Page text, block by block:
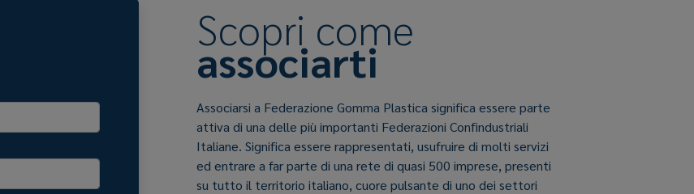
Scopri come
associarti
Associarsi a Federazione Gomma Plastica significa essere parte
attiva di una delle più importanti Federazioni Confindustriali
Italiane. Significa essere rappresentati, usufruire di molti servizi
ed entrare a far parte di una rete di quasi 500 imprese, presenti
su tutto il territorio italiano, cuore pulsante di uno dei settori